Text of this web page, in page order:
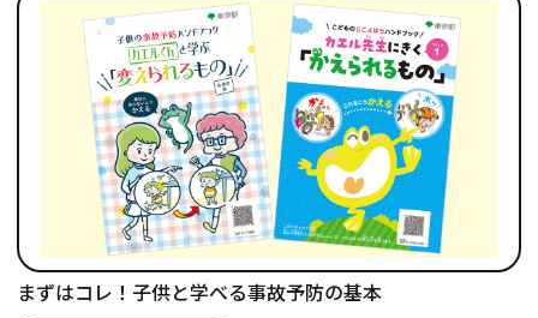
まずはコレ！子供と学べる事故予防の基本